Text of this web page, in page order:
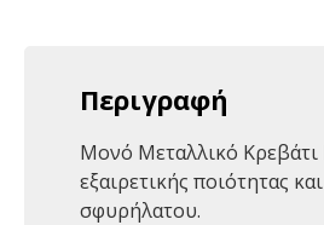
Περιγραφή
Μονό Μεταλλικό Κρεβάτι
εξαιρετικής ποιότητας
σφυρήλατου.